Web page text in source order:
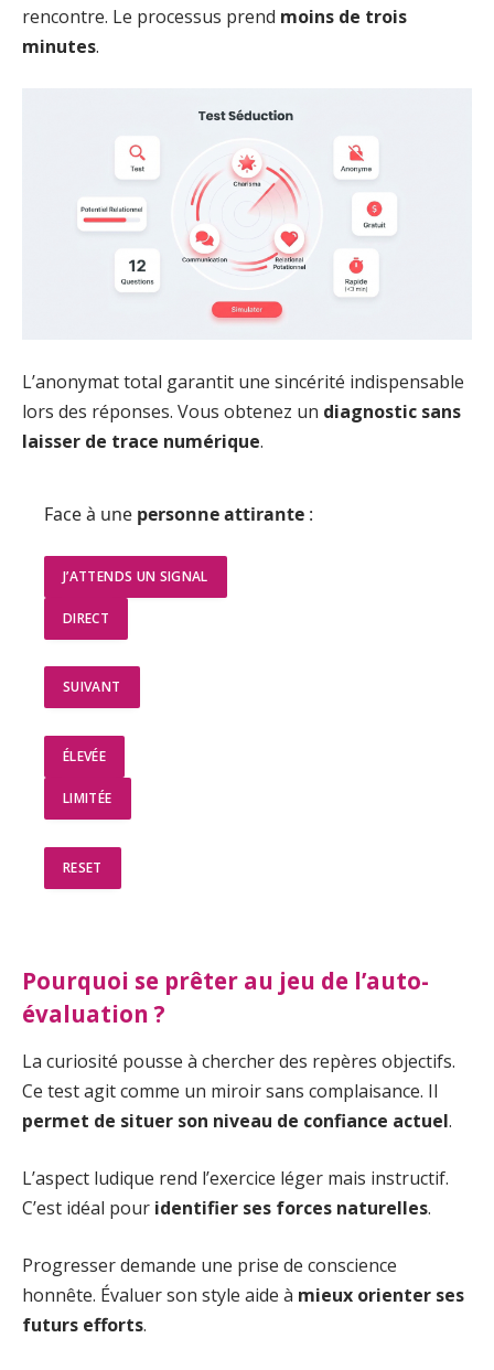
rencontre. Le processus prend moins de trois
minutes.
L’anonymat total garantit une sincérité indispensable
lors des réponses. Vous obtenez un diagnostic sans
laisser de trace numérique.
Face à une personne attirante :
J’ATTENDS UN SIGNAL
DIRECT
SUIVANT
ÉLEVÉE
LIMITÉE
RESET
Pourquoi se prêter au jeu de l’auto-
évaluation ?
La curiosité pousse à chercher des repères objectifs.
Ce test agit comme un miroir sans complaisance. Il
permet de situer son niveau de confiance actuel.
L’aspect ludique rend l’exercice léger mais instructif.
C’est idéal pour identifier ses forces naturelles.
Progresser demande une prise de conscience
honnête. Évaluer son style aide à mieux orienter ses
futurs efforts.